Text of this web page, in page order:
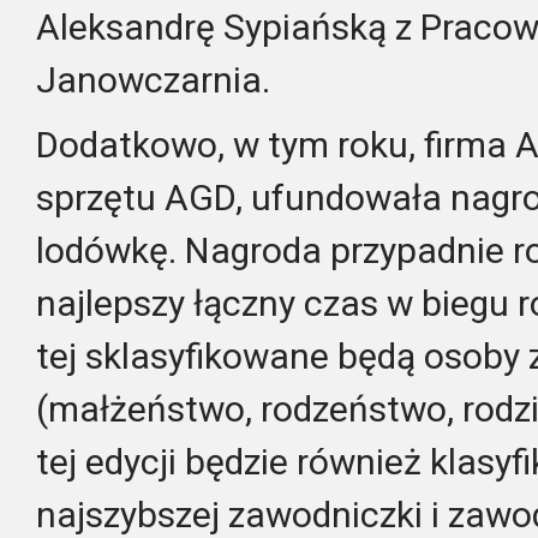
Aleksandrę Sypiańską z
Janowczarnia.
Dodatkowo, w tym roku, firma
sprzętu AGD, ufundowała
lodówkę. Nagroda przypadnie
najlepszy łączny czas w biegu
tej sklasyfikowane będą osoby
(małżeństwo, rodzeństwo,
tej edycji będzie również
najszybszej zawodniczki i